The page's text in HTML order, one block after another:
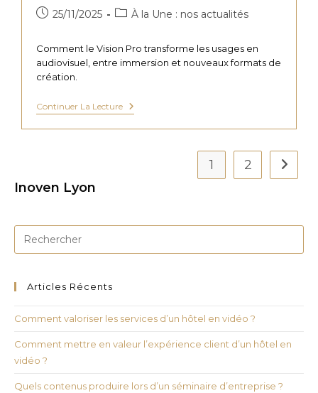
Publication
25/11/2025
PostÀ la Une : nos actualités
Comment le Vision Pro transforme les usages en
audiovisuel, entre immersion et nouveaux formats de
création.
Continuer La LectureApple
Vision
Pro
1 2 Aller à
Inoven Lyon
Articles Récents
Comment valoriser les services d’un hôtel en vidéo ?
Comment mettre en valeur l’expérience client d’un hôtel en
vidéo ?
Quels contenus produire lors d’un séminaire d’entreprise ?